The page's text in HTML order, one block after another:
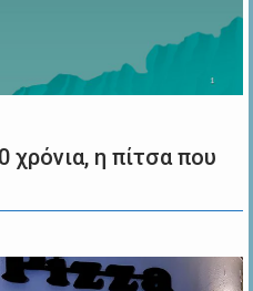
χρόνια, η πίτσα που